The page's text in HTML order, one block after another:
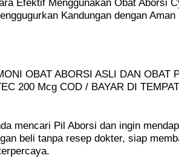
Efektif Menggunakan Obat Aborsi
Kandungan dengan Aman
OBAT ABORSI ASLI DAN OBAT
200 Mcg COD / BAYAR DI TEMPAT
mencari Pil Aborsi dan ingin
beli tanpa resep dokter, siap